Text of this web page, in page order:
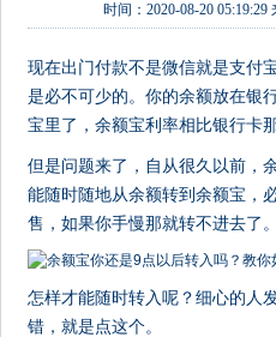
时间：2020-08-20 05:19:29
现在出门付款不是微信就是支付
是必不可少的。你的余额放在银
宝里了，余额宝利率相比银行卡
但是问题来了，自从很久以前，
能随时随地从余额转到余额宝，
售，如果你手慢那就转不进去了。
怎样才能随时转入呢？细心的人
错，就是点这个。